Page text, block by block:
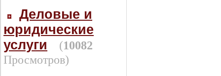
Деловые и
юридические
услуги
(10082
Просмотров)